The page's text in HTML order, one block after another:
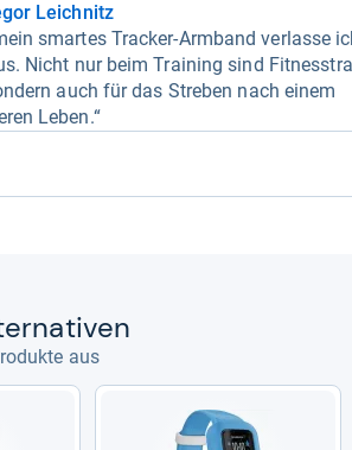
Leichnitz
smartes Tracker-Armband verlasse
Nicht nur beim Training sind
auch für das Streben nach einem
Leben.“
aus